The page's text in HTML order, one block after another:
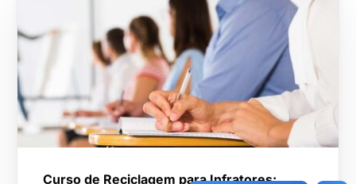
Curso de Reciclagem para Infratores: